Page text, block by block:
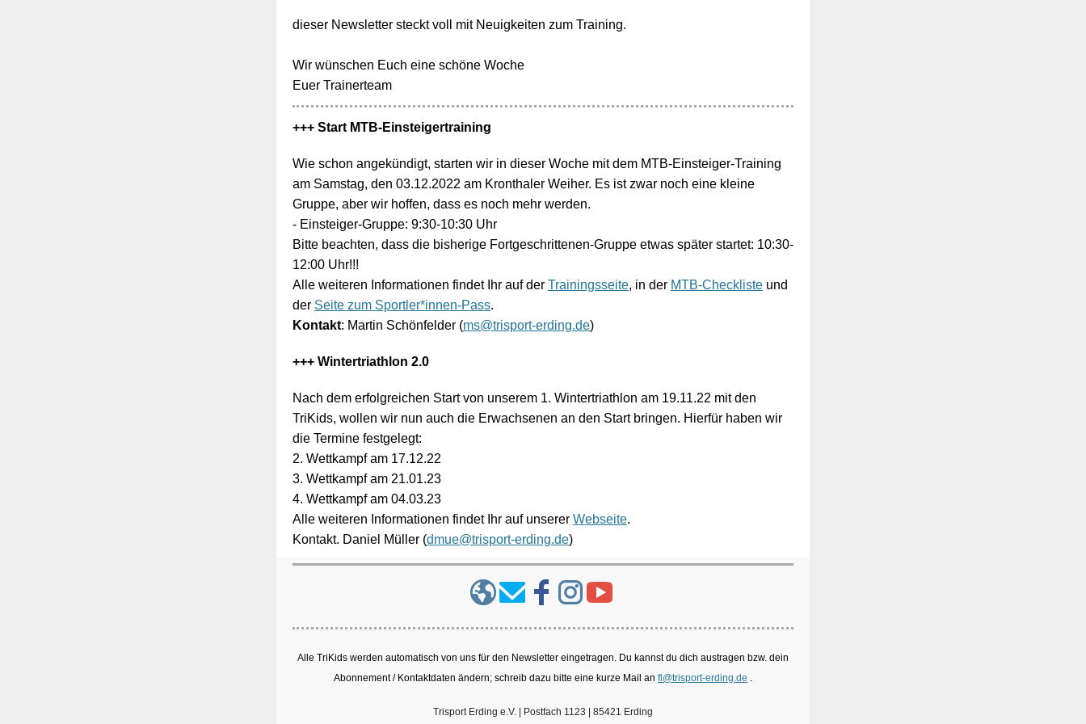
dieser Newsletter steckt voll mit Neuigkeiten zum Training.
Wir wünschen Euch eine schöne Woche
Euer Trainerteam
+++ Start MTB-Einsteigertraining
Wie schon angekündigt, starten wir in dieser Woche mit dem MTB-Einsteiger-Training
am Samstag, den 03.12.2022 am Kronthaler Weiher. Es ist zwar noch eine kleine
Gruppe, aber wir hoffen, dass es noch mehr werden.
- Einsteiger-Gruppe: 9:30-10:30 Uhr
Bitte beachten, dass die bisherige Fortgeschrittenen-Gruppe etwas später startet: 10:30-
12:00 Uhr!!!
Alle weiteren Informationen findet Ihr auf der Trainingsseite, in der MTB-Checkliste und
der Seite zum Sportler*innen-Pass.
Kontakt: Martin Schönfelder (ms@trisport-erding.de)
+++ Wintertriathlon 2.0
Nach dem erfolgreichen Start von unserem 1. Wintertriathlon am 19.11.22 mit den
TriKids, wollen wir nun auch die Erwachsenen an den Start bringen. Hierfür haben wir
die Termine festgelegt:
2. Wettkampf am 17.12.22
3. Wettkampf am 21.01.23
4. Wettkampf am 04.03.23
Alle weiteren Informationen findet Ihr auf unserer Webseite.
Kontakt. Daniel Müller (dmue@trisport-erding.de)
Alle TriKids werden automatisch von uns für den Newsletter eingetragen. Du kannst du dich austragen bzw. dein
Abonnement / Kontaktdaten ändern; schreib dazu bitte eine kurze Mail an fl@trisport-erding.de .
Trisport Erding e.V. | Postfach 1123 | 85421 Erding